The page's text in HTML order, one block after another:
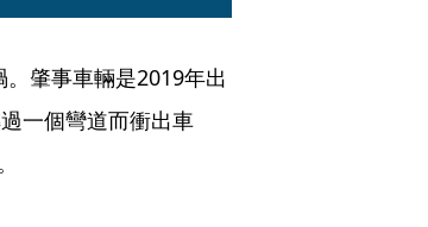
肇事車輛是2019年出
一個彎道而衝出車